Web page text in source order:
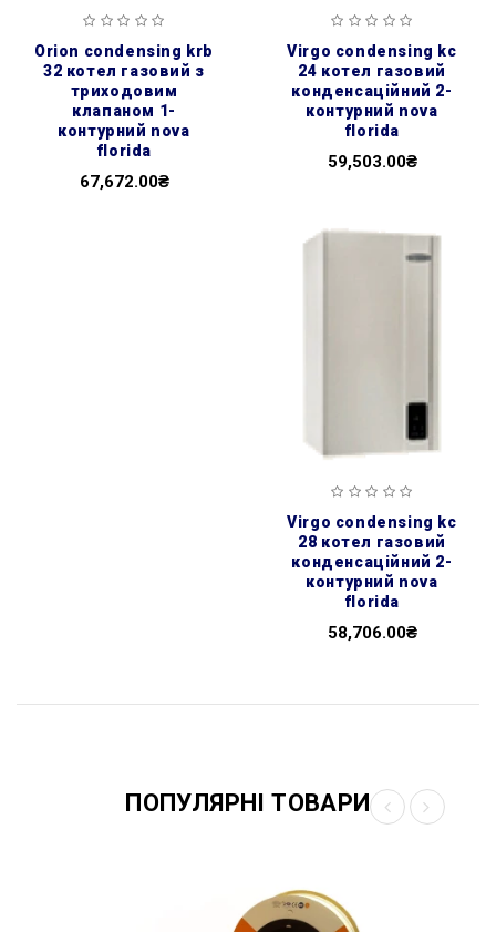
orion condensing krb
32 котел газовий з
триходовим
клапаном 1-
контурний nova
florida
67,672.00₴
virgo condensing kc
24 котел газовий
конденсаційний 2-
контурний nova
florida
59,503.00₴
virgo condensing kc
28 котел газовий
конденсаційний 2-
контурний nova
florida
58,706.00₴
ПОПУЛЯРНІ ТОВАРИ